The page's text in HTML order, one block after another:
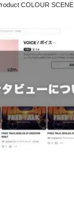
COLOUR SCENE